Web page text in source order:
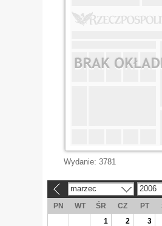
Wydanie: 3781
marzec 2006
PN WT ŚR CZ PT
1
2 3